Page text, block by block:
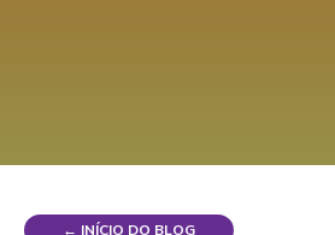
← INÍCIO DO BLOG